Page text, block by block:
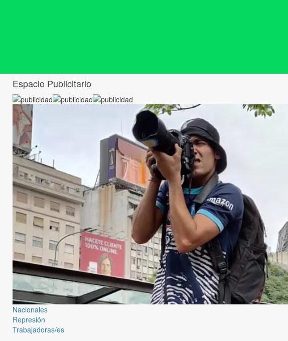
Espacio Publicitario
Nacionales
Represión
Trabajadoras/es